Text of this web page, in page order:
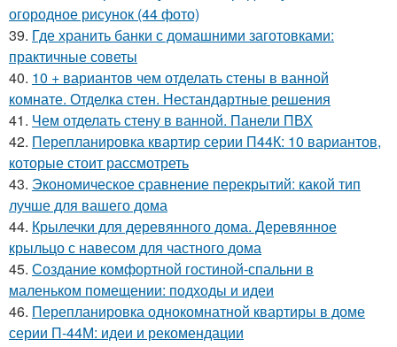
огородное рисунок (44 фото)
39. Где хранить банки с домашними заготовками:
практичные советы
40. 10 + вариантов чем отделать стены в ванной
комнате. Отделка стен. Нестандартные решения
41. Чем отделать стену в ванной. Панели ПВХ
42. Перепланировка квартир серии П44К: 10 вариантов,
которые стоит рассмотреть
43. Экономическое сравнение перекрытий: какой тип
лучше для вашего дома
44. Крылечки для деревянного дома. Деревянное
крыльцо с навесом для частного дома
45. Создание комфортной гостиной-спальни в
маленьком помещении: подходы и идеи
46. Перепланировка однокомнатной квартиры в доме
серии П-44М: идеи и рекомендации